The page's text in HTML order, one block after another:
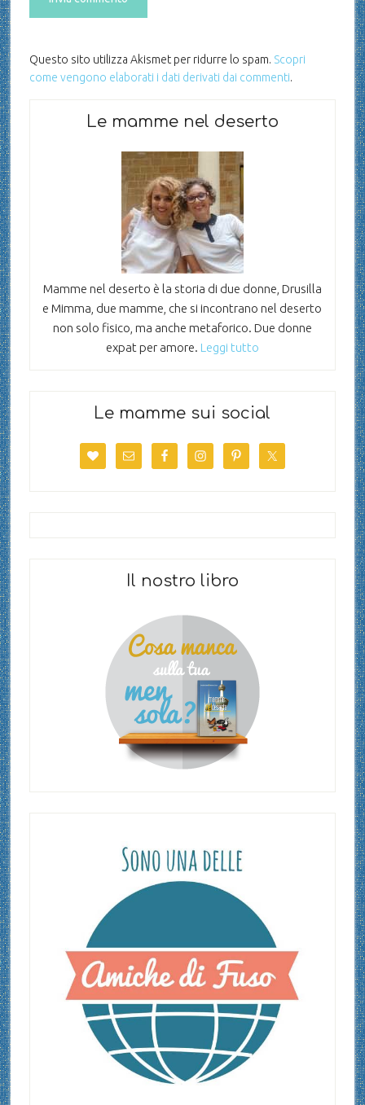
Questo sito utilizza Akismet per ridurre lo spam. Scopri
come vengono elaborati i dati derivati dai commenti.
Le mamme nel deserto
Mamme nel deserto è la storia di due donne, Drusilla
e Mimma, due mamme, che si incontrano nel deserto
non solo fisico, ma anche metaforico. Due donne
expat per amore. Leggi tutto
Le mamme sui social
Il nostro libro